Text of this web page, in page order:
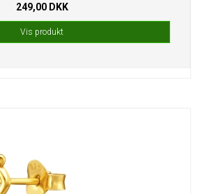
249,00 DKK
Vis produkt